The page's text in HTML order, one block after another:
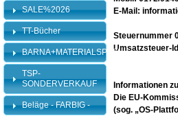
E-Mail:
Steuernummer
Umsatzsteuer-
Informationen
Die EU-
(sog. „OS-
SALE%2026
TT-Bücher
BARNA+MATERIALSPEZI
TSP-
SONDERVERKAUF
Beläge - FARBIG -